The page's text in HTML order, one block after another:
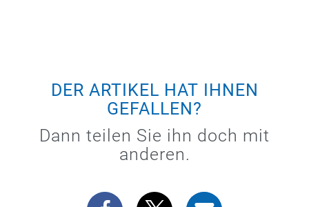
DER ARTIKEL HAT IHNEN
GEFALLEN?
Dann teilen Sie ihn doch mit
anderen.